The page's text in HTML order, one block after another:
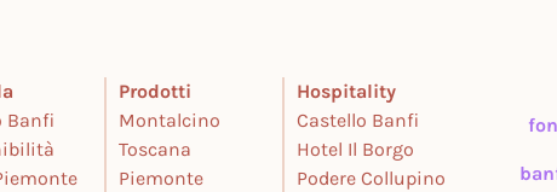
Banfi
Prodotti
Montalcino
Toscana
Piemonte
Hospitality
Castello Banfi
Hotel Il Borgo
Podere Collupino